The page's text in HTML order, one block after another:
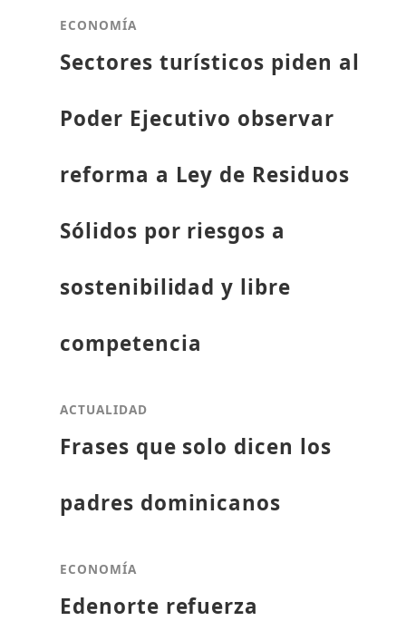
ECONOMÍA
Sectores turísticos piden al
Poder Ejecutivo observar
reforma a Ley de Residuos
Sólidos por riesgos a
sostenibilidad y libre
competencia
ACTUALIDAD
Frases que solo dicen los
padres dominicanos
ECONOMÍA
Edenorte refuerza